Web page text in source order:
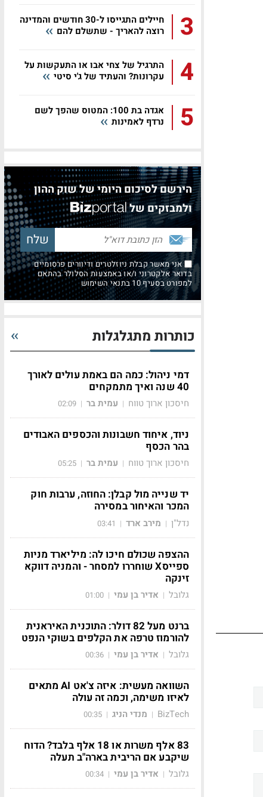
3
חיילים התגייסו ל-30 חודשים והמדינה
רוצה להאריך - שתשלם להם
4
התרגיל של צחי אבו או התעקשות על
עקרונות? והעתיד של ג'י סיטי
5
אגדה בת 100: המטוס שהפך לשם
נרדף לאמינות
הירשם לסיכום היומי של שוק ההון
ולמבזקים של
אני מאשר קבלת ניוזלטרים ודיוורים פרסומיים
בדואר אלקטרוני ו/או באמצעות הסלולר בהתאם
למפורט בסעיף 10 בתנאי השימוש
כותרות מתגלגלות
דמי ניהול: כמה הם באמת עולים לאורך
40 שנה ואיך מתמקחים
חיסכון ארוך טווח | עמית בר |
02:09
ניוד, איחוד חשבונות והכספים האבודים
בהר הכסף
חיסכון ארוך טווח | עמית בר |
05:25
יד שנייה מול קבלן: החוזה, ערבות חוק
המכר והאיחור במסירה
נדל"ן | מירב ארד |
03:41
ההצפה שכולם חיכו לה: מיליארד מניות
ספייסX שוחררו למסחר - והמניה דווקא
זינקה
גלובל | אדיר בן עמי |
01:00
ברנט מעל 82 דולר: התוכנית האיראנית
להורמוז טרפה את הקלפים בשוקי הנפט
גלובל | אדיר בן עמי |
00:36
השוואה מעשית: איזה צ'אט AI מתאים
לאיזו משימה, וכמה זה עולה
BizTech
| מנדי הניג |
00:35
83 אלף משרות או 18 אלף בלבד? הדוח
שיקבע אם הריבית בארה"ב תעלה
גלובל | אדיר בן עמי |
00:34